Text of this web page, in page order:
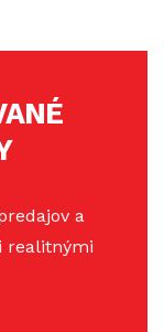
a
realitnými